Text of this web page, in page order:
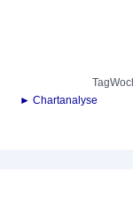
Tag
► Chartanalyse